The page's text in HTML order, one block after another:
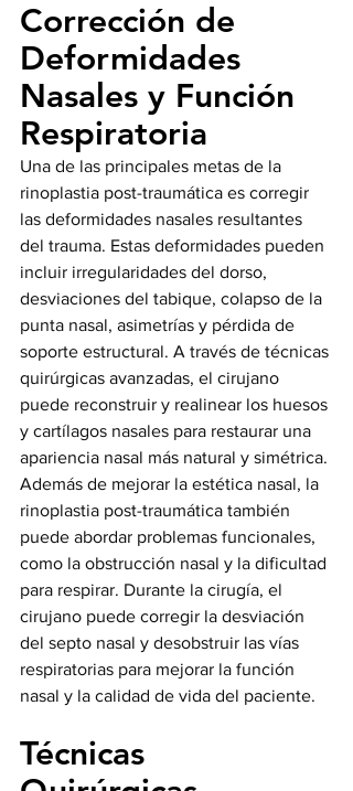
Corrección de
Deformidades
Nasales y Función
Respiratoria
Una de las principales metas de la
rinoplastia post-traumática es corregir
las deformidades nasales resultantes
del trauma. Estas deformidades pueden
incluir irregularidades del dorso,
desviaciones del tabique, colapso de la
punta nasal, asimetrías y pérdida de
soporte estructural. A través de técnicas
quirúrgicas avanzadas, el cirujano
puede reconstruir y realinear los huesos
y cartílagos nasales para restaurar una
apariencia nasal más natural y simétrica.
Además de mejorar la estética nasal, la
rinoplastia post-traumática también
puede abordar problemas funcionales,
como la obstrucción nasal y la dificultad
para respirar. Durante la cirugía, el
cirujano puede corregir la desviación
del septo nasal y desobstruir las vías
respiratorias para mejorar la función
nasal y la calidad de vida del paciente.
Técnicas